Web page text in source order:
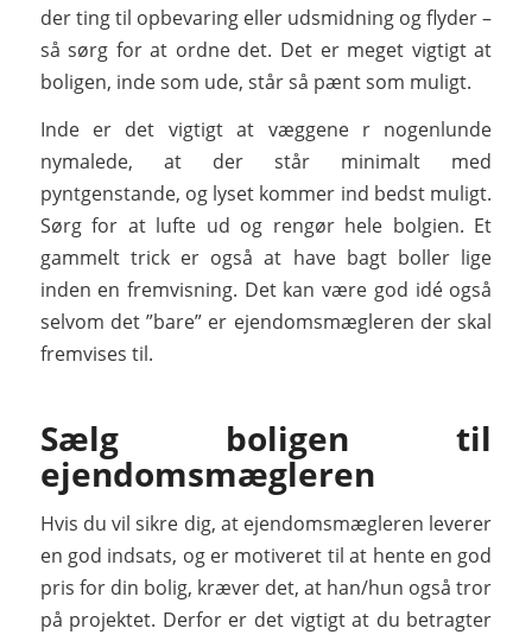
der ting til opbevaring eller udsmidning og flyder –
så sørg for at ordne det. Det er meget vigtigt at
boligen, inde som ude, står så pænt som muligt.
Inde er det vigtigt at væggene r nogenlunde
nymalede, at der står minimalt med
pyntgenstande, og lyset kommer ind bedst muligt.
Sørg for at lufte ud og rengør hele bolgien. Et
gammelt trick er også at have bagt boller lige
inden en fremvisning. Det kan være god idé også
selvom det ”bare” er ejendomsmægleren der skal
fremvises til.
Sælg boligen til
ejendomsmægleren
Hvis du vil sikre dig, at ejendomsmægleren leverer
en god indsats, og er motiveret til at hente en god
pris for din bolig, kræver det, at han/hun også tror
på projektet. Derfor er det vigtigt at du betragter